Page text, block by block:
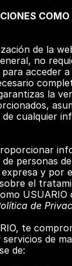
de la
no
acceder
la
de cualquier
personas
y por
el
USUARIO
de
te
de
de: